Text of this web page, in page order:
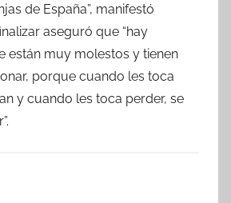
de España”, manifestó
aseguró que “hay
están muy molestos y tienen
porque cuando les toca
y cuando les toca perder, se